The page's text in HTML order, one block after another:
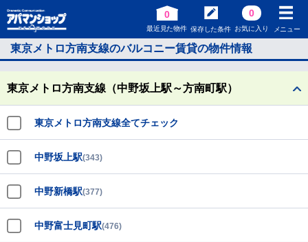
0
最近見た物件 保存した条件
0
お気に入り メニュー
東京メトロ方南支線のバルコニー賃貸の物件情報
東京メトロ方南支線（中野坂上駅～方南町駅）
東京メトロ方南支線全てチェック
中野坂上駅(343)
中野新橋駅(377)
中野富士見町駅(476)